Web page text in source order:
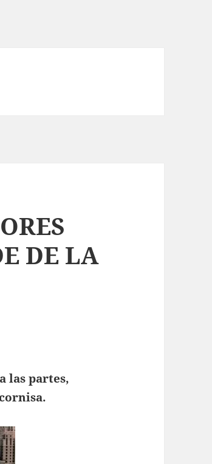
DE LA
las partes,